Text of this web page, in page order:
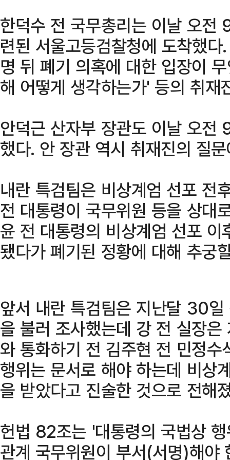
한덕수 전 국무총리는 이날 오
련된 서울고등검찰청에 도착했
명 뒤 폐기 의혹에 대한 입장이
해 어떻게 생각하는가' 등의 취재
안덕근 산자부 장관도 이날 오전
했다. 안 장관 역시 취재진의 질
내란 특검팀은 비상계엄 선포 전
전 대통령이 국무위원 등을 상대
윤 전 대통령의 비상계엄 선포
됐다가 폐기된 정황에 대해 추궁
앞서 내란 특검팀은 지난달 30
을 불러 조사했는데 강 전 실장
와 통화하기 전 김주현 전 민정
행위는 문서로 해야 하는데 비상
을 받았다고 진술한 것으로 전해
헌법 82조는 '대통령의 국법상
관계 국무위원이 부서(서명)해야